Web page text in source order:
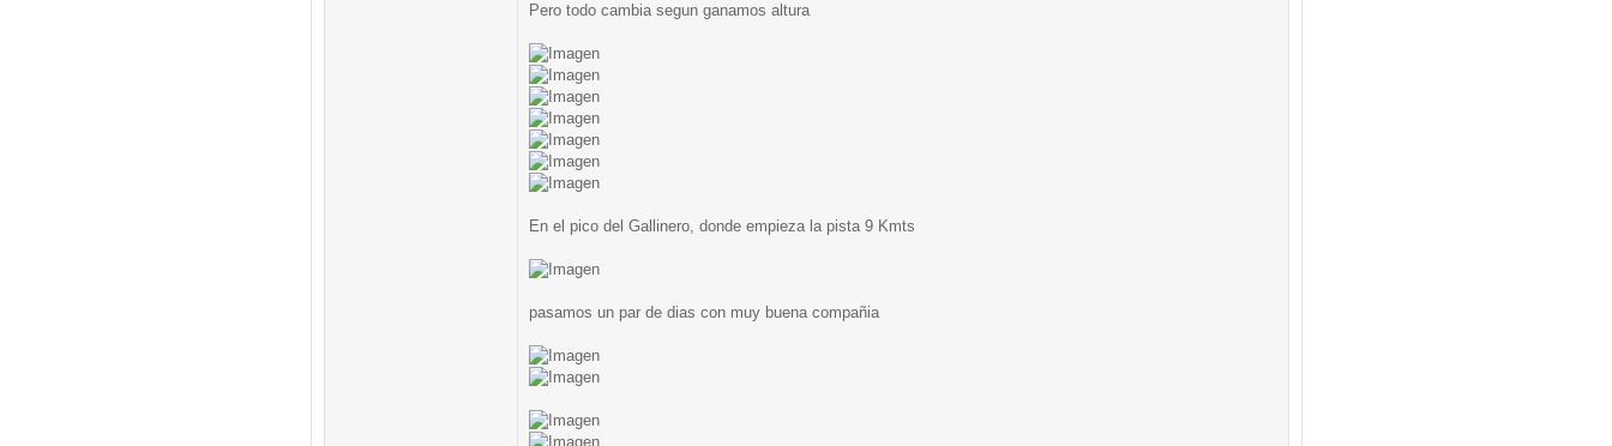
Pero todo cambia segun ganamos altura
En el pico del Gallinero, donde empieza la pista 9 Kmts
pasamos un par de dias con muy buena compañia